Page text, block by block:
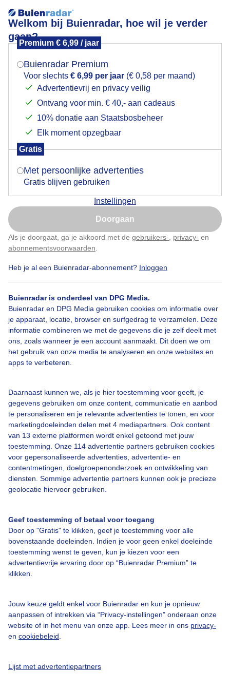
Welkom bij Buienradar, hoe wil je verder
gaan?
Premium € 6,99 / jaar
Buienradar Premium
Voor slechts € 6,99 per jaar (€ 0,58 per maand)
Advertentievrij en privacy veilig
Ontvang voor min. € 40,- aan cadeaus
10% donatie aan Staatsbosbeheer
Elk moment opzegbaar
Gratis
Met persoonlijke advertenties
Gratis blijven gebruiken
Instellingen
Doorgaan
Als je doorgaat, ga je akkoord met de gebruikers- privacy- en
abonnementsvoorwaarden
Heb je al een Buienradar-abonnement? Inloggen
Buienradar is onderdeel van DPG Media.
Buienradar en DPG Media gebruiken cookies om informatie over
je apparaat, locatie, browser en surfgedrag te verzamelen. Deze
informatie combineren we met de gegevens die je zelf deelt met
ons, zoals wanneer je een account aanmaakt. Dit doen we om
het gebruik van onze media te analyseren en onze websites en
apps te verbeteren.
Daarnaast kunnen we, als je hier toestemming voor geeft, je
gegevens gebruiken om onze content, communicatie en aanbod
te personaliseren en je relevante advertenties te tonen, en voor
marketingdoeleinden delen met 4 mediapartners. Ook content
van 13 externe platformen wordt enkel getoond met jouw
toestemming. Onze 114 advertentie partners gebruiken cookies
voor gepersonaliseerde advertenties, advertentie- en
contentmetingen, doelgroepenonderzoek en ontwikkeling van
diensten. Sommige advertentie partners kunnen ook je precieze
geolocatie hiervoor gebruiken.
Geef toestemming of betaal voor toegang
Door op "Gratis" te klikken, geef je toestemming voor alle
bovenstaande doeleinden. Indien je voor geen enkel doeleinde
toestemming wenst te geven, kun je kiezen voor een
advertentievrije ervaring door op “Buienradar Premium” te
klikken.
Jouw keuze geldt enkel voor Buienradar en kun je opnieuw
aanpassen of intrekken via “Privacy-instellingen” onderaan onze
website of in het menu van onze app. Lees meer in ons privacy-
en cookiebeleid
Lijst met advertentiepartners
Grijs wandelweer
Door: Toon Boons
Bekijk slideshow
Een moment geduld aub...
Over Buienradar
Contact
Toegankelijkheid
Gebruikersvoorwaarden
Buienradar Team
Privacy beleid
Cookie beleid
Gratis weerdata
Mogen we je locatie gebruiken voor het
Indien je hier nog geen akkoord op hebt gegeven,
verschijnt er zo een pop-up uit je browser waarin
Is goed, toon de popup
Nu niet, misschien later
Klik hierom dit aan te passen